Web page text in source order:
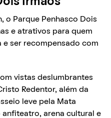
o Parque Penhasco Dois
e atrativos para quem
e ser recompensado com
vistas deslumbrantes
Redentor, além da
leve pela Mata
arena cultural e